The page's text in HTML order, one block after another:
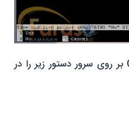
10. در آخر برای اجرای Gnome بر روی سرور دستور زیر را در